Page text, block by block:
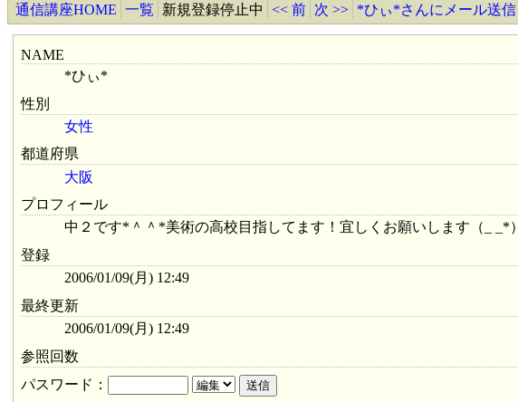
通信講座HOME 一覧 新規登録停止中 << 前 次 >> *ひぃ*さんにメール送信
NAME
*ひぃ*
性別
女性
都道府県
大阪
プロフィール
中２です*＾＾*美術の高校目指してます！宜しくお願いします（_ _*）
登録
2006/01/09(月) 12:49
最終更新
2006/01/09(月) 12:49
参照回数
パスワード：